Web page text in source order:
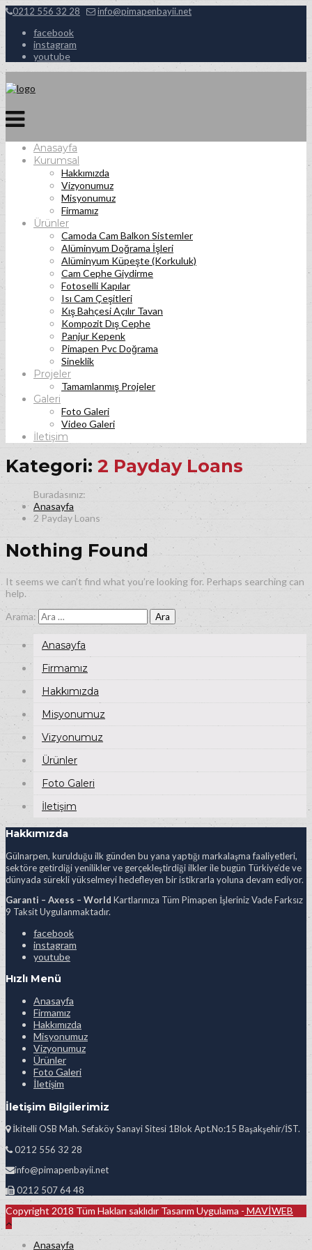
0212 556 32 28 info@pimapenbayii.net
facebook
instagram
youtube
Anasayfa
Kurumsal
Hakkımızda
Vizyonumuz
Misyonumuz
Firmamız
Ürünler
Camoda Cam Balkon Sistemler
Alüminyum Doğrama İşleri
Alüminyum Küpeşte (Korkuluk)
Cam Cephe Giydirme
Fotoselli Kapılar
Isı Cam Çeşitleri
Kış Bahçesi Açılır Tavan
Kompozit Dış Cephe
Panjur Kepenk
Pimapen Pvc Doğrama
Sineklik
Projeler
Tamamlanmış Projeler
Galeri
Foto Galeri
Video Galeri
İletişim
Kategori: 2 Payday Loans
Anasayfa
2 Payday Loans
Nothing Found
It seems we can’t find what you’re looking for. Perhaps searching can
help.
Arama:
Anasayfa
Firmamız
Hakkımızda
Misyonumuz
Vizyonumuz
Ürünler
Foto Galeri
İletişim
Hakkımızda
Gülnarpen, kurulduğu ilk günden bu yana yaptığı markalaşma faaliyetleri,
sektöre getirdiği yenilikler ve gerçekleştirdiği ilkler ile bugün Türkiye’de ve
dünyada sürekli yükselmeyi hedefleyen bir istikrarla yoluna devam ediyor.
Garanti – Axess – World Kartlarınıza Tüm Pimapen İşleriniz Vade Farksız
9 Taksit Uygulanmaktadır.
facebook
instagram
youtube
Hızlı Menü
Anasayfa
Firmamız
Hakkımızda
Misyonumuz
Vizyonumuz
Ürünler
Foto Galeri
İletişim
İletişim Bilgilerimiz
İkitelli OSB Mah. Sefaköy Sanayi Sitesi 1Blok Apt.No:15 Başakşehir/İST.
0212 556 32 28
info@pimapenbayii.net
0212 507 64 48
Copyright 2018 Tüm Hakları saklıdır Tasarım Uygulama - MAVİWEB
Anasayfa